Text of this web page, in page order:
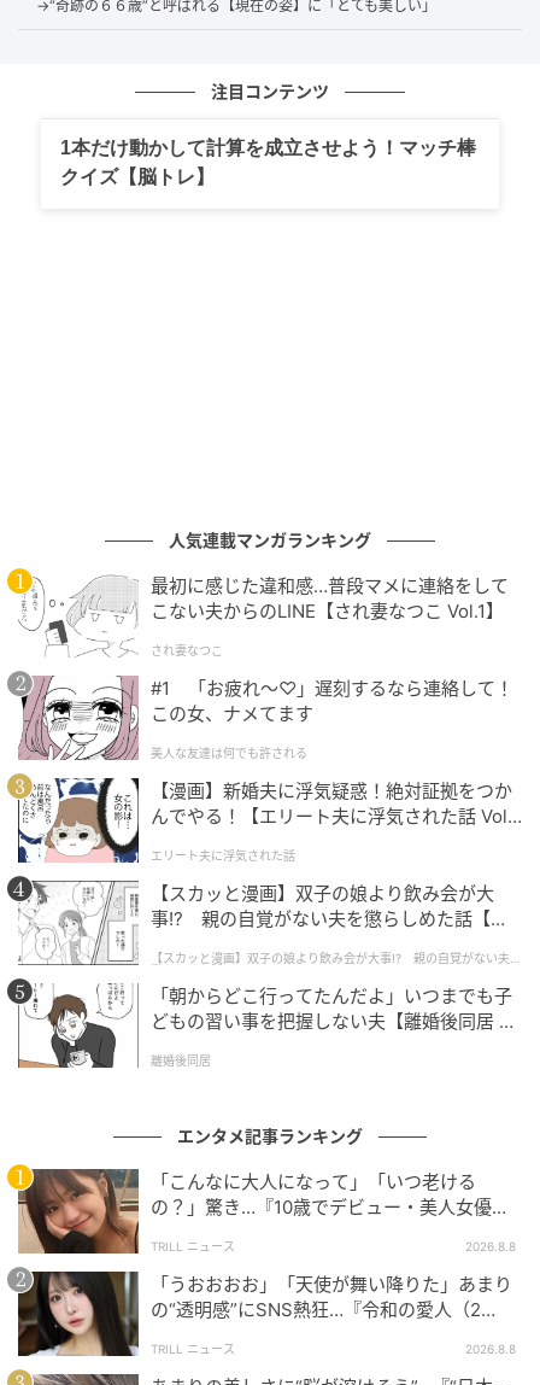
@shihohara
原さんが公開したのは、TikTokライブの様子を切り抜
アカバーファンデーション、さらにシルキースキンカ
バーを重ねます。仕上げにもう一度重ねるのが、崩れ
にくさのポイントなのだとか。
→“奇跡の６６歳”と呼ばれる【現在の姿】に「とても美しい」
注目コンテンツ
1本だけ動かして計算を成立させよう！マッチ棒
クイズ【脳トレ】
人気連載マンガランキング
最初に感じた違和感…普段マメに連絡をして
こない夫からのLINE【され妻なつこ Vol.1】
され妻なつこ
#1 「お疲れ〜♡」遅刻するなら連絡して！
この女、ナメてます
美人な友達は何でも許される
【漫画】新婚夫に浮気疑惑！絶対証拠をつか
んでやる！【エリート夫に浮気された話 Vol.
エリート夫に浮気された話
【スカッと漫画】双子の娘より飲み会が大
事!? 親の自覚がない夫を懲らしめた話【第1
【スカッと漫画】双子の娘より飲み会が大事!? 親の自覚がない夫を
懲らしめた話
「朝からどこ行ってたんだよ」いつまでも子
どもの習い事を把握しない夫【離婚後同居 Vo
離婚後同居
エンタメ記事ランキング
「こんなに大人になって」「いつ老ける
の？」驚き…『10歳でデビュー・美人女優（2
TRILL ニュース 2026.8.8
「うおおおお」「天使が舞い降りた」あまり
の“透明感”にSNS熱狂…『令和の愛人（2
TRILL ニュース 2026.8.8